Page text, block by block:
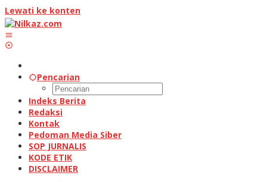
Lewati ke konten
Pencarian
Indeks Berita
Redaksi
Kontak
Pedoman Media Siber
SOP JURNALIS
KODE ETIK
DISCLAIMER